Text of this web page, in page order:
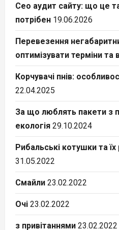
Сео аудит сайту: що це
потрібен 19.06.2026
Перевезення
оптимізувати терміни та
Корчувачі пнів:
22.04.2025
За що люблять пакети з
екологія 29.10.2024
Рибальські котушки та їх
31.05.2022
Смайли 23.02.2022
Очі 23.02.2022
з привітаннями 23.02.2022